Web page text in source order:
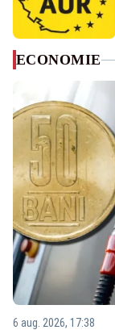
ECONOMIE
6 aug. 2026, 17:38